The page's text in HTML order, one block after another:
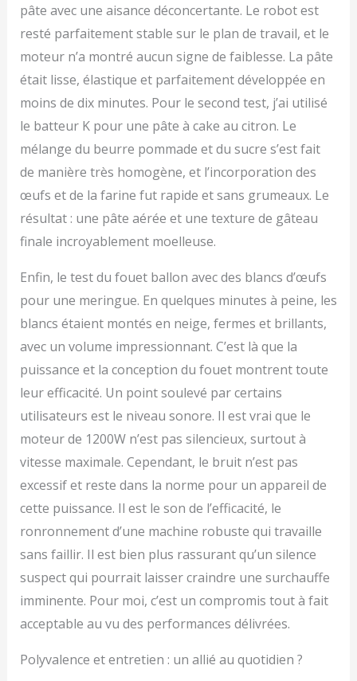
pâte avec une aisance déconcertante. Le robot est
resté parfaitement stable sur le plan de travail, et le
moteur n’a montré aucun signe de faiblesse. La pâte
était lisse, élastique et parfaitement développée en
moins de dix minutes. Pour le second test, j’ai utilisé
le batteur K pour une pâte à cake au citron. Le
mélange du beurre pommade et du sucre s’est fait
de manière très homogène, et l’incorporation des
œufs et de la farine fut rapide et sans grumeaux. Le
résultat : une pâte aérée et une texture de gâteau
finale incroyablement moelleuse.
Enfin, le test du fouet ballon avec des blancs d’œufs
pour une meringue. En quelques minutes à peine, les
blancs étaient montés en neige, fermes et brillants,
avec un volume impressionnant. C’est là que la
puissance et la conception du fouet montrent toute
leur efficacité. Un point soulevé par certains
utilisateurs est le niveau sonore. Il est vrai que le
moteur de 1200W n’est pas silencieux, surtout à
vitesse maximale. Cependant, le bruit n’est pas
excessif et reste dans la norme pour un appareil de
cette puissance. Il est le son de l’efficacité, le
ronronnement d’une machine robuste qui travaille
sans faillir. Il est bien plus rassurant qu’un silence
suspect qui pourrait laisser craindre une surchauffe
imminente. Pour moi, c’est un compromis tout à fait
acceptable au vu des performances délivrées.
Polyvalence et entretien : un allié au quotidien ?